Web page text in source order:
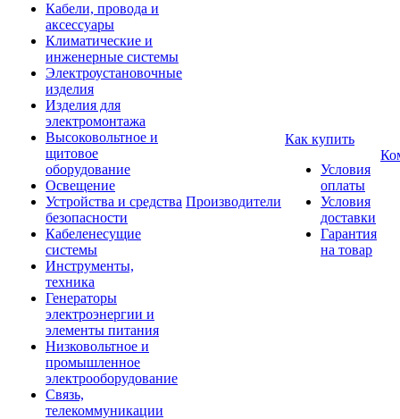
Кабели, провода и
аксессуары
Климатические и
инженерные системы
Электроустановочные
изделия
Изделия для
электромонтажа
Высоковольтное и
щитовое
оборудование
Освещение
Устройства и средства
безопасности
Кабеленесущие
системы
Инструменты,
техника
Генераторы
электроэнергии и
элементы питания
Низковольтное и
промышленное
электрооборудование
Связь,
телекоммуникации
Производители
Как купить
Условия
оплаты
Условия
доставки
Гарантия
на товар